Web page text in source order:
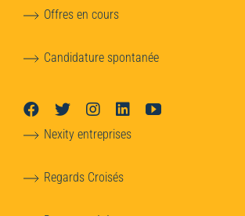
Offres en cours
Candidature spontanée
Nexity entreprises
Regards Croisés